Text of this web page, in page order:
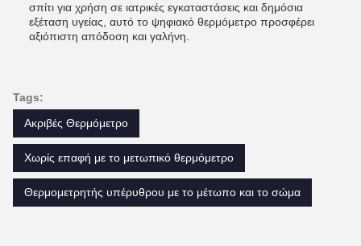
σπίτι για χρήση σε ιατρικές εγκαταστάσεις και δημόσια
εξέταση υγείας, αυτό το ψηφιακό θερμόμετρο προσφέρει
αξιόπιστη απόδοση και γαλήνη.
Tags:
Ακριβές Θερμόμετρο
Χωρίς επαφή με το μετωπικό θερμόμετρο
Θερμομετρητής υπέρυθρου με το μέτωπο και το σώμα